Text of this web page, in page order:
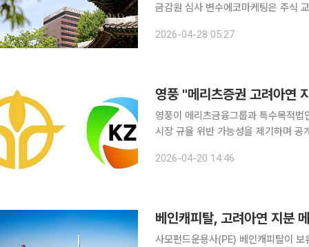
금감원 심사 변수에코마케팅은 주식 교환에 제동 걸려 최근 공개매
존비즈온 공개매수로 지분을 90% 넘
2026-04-28 05:27
영풍이 메리츠금융그룹과 특수목적
시장 규율 위반 가능성을 제기하며 공
영풍은 입장문을 내고 "메리츠금융
2026-04-20 14:46
베인캐피탈, 고려아연 지분
사모펀드운용사(PE) 베인캐피탈이 보